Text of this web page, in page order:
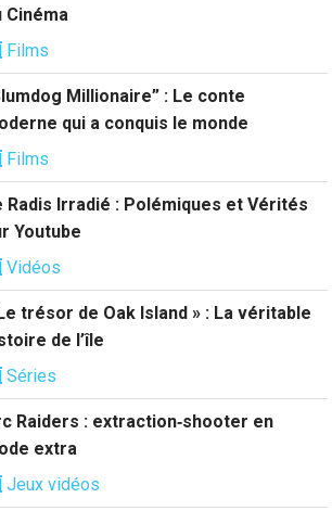
Cinéma
Films
Millionaire” : Le conte
qui a conquis le monde
Films
Radis Irradié : Polémiques et Vérités
Youtube
Vidéos
trésor de Oak Island » : La véritable
de l’île
Séries
Raiders : extraction‑shooter en
extra
Jeux vidéos